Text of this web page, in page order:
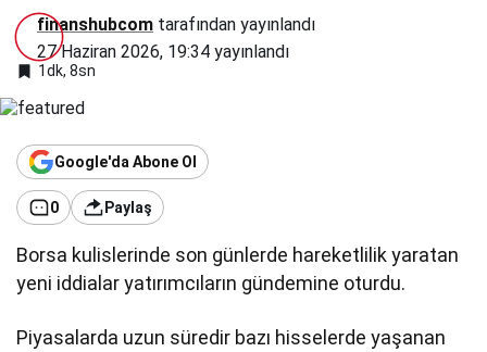
finanshubcom tarafından yayınlandı
27 Haziran 2026, 19:34 yayınlandı
1dk, 8sn
Google'da Abone Ol
0 Paylaş
Borsa kulislerinde son günlerde hareketlilik yaratan
yeni iddialar yatırımcıların gündemine oturdu.
Piyasalarda uzun süredir bazı hisselerde yaşanan